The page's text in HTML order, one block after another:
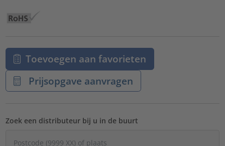
Toevoegen aan favorieten
Prijsopgave aanvragen
Zoek een distributeur bij u in de buurt